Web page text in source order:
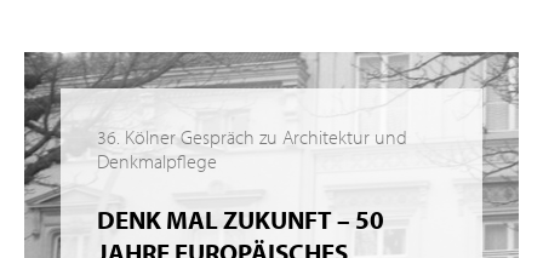
36. Kölner Gespräch zu Architektur und
Denkmalpflege
DENK MAL ZUKUNFT – 50